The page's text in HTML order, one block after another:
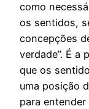
como
os sentidos,
concepções
verdade”. É a
que os
uma posição
para